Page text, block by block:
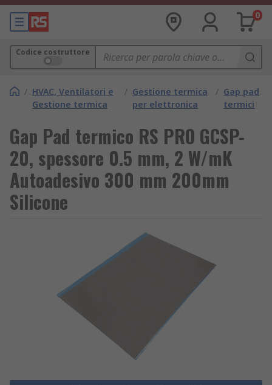
0
Codice costruttore
/ HVAC, Ventilatori e
Gestione termica
/ Gestione termica
per elettronica
/ Gap pad
termici
Gap Pad termico RS PRO GCSP-
20, spessore 0.5 mm, 2 W/mK
Autoadesivo 300 mm 200mm
Silicone